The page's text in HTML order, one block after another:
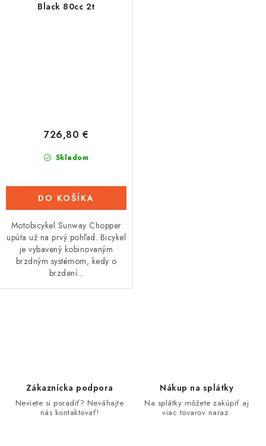
Black 80cc 2t
Skladom
726,80 €
DO KOŠÍKA
Motobicykel Sunway Chopper
upúta už na prvý pohľad. Bicykel
je vybavený kobinovaným
brzdným systémom, kedy o
brzdení...
Zákaznícka podpora
Neviete si poradiť? Neváhajte
nás kontaktovať!
Nákup na splátky
Na splátky môžete zakúpiť aj
viac tovarov naraz.